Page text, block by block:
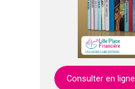
Consulter en ligne